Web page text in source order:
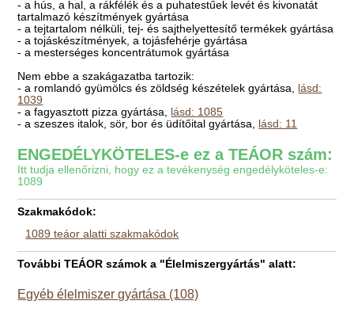
- a hús, a hal, a rákfélék és a puhatestűek levét és kivonatát
tartalmazó készítmények gyártása
- a tejtartalom nélküli, tej- és sajthelyettesítő termékek gyártása
- a tojáskészítmények, a tojásfehérje gyártása
- a mesterséges koncentrátumok gyártása
Nem ebbe a szakágazatba tartozik:
- a romlandó gyümölcs és zöldség készételek gyártása, lásd:
1039
- a fagyasztott pizza gyártása, lásd: 1085
- a szeszes italok, sör, bor és üdítőital gyártása, lásd: 11
ENGEDÉLYKÖTELES-e ez a TEÁOR szám:
Itt tudja ellenőrizni, hogy ez a tevékenység engedélyköteles-e:
1089
Szakmakódok:
1089 teáor alatti szakmakódok
További TEÁOR számok a "Élelmiszergyártás" alatt:
Egyéb élelmiszer gyártása (108)